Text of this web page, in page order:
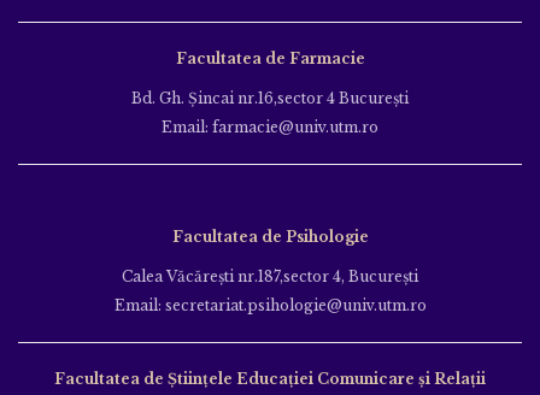
Facultatea de Farmacie
Bd. Gh. Şincai nr.16,sector 4 Bucureşti
Email: farmacie@univ.utm.ro
Facultatea de Psihologie
Calea Văcăreşti nr.187,sector 4, Bucureşti
Email: secretariat.psihologie@univ.utm.ro
Facultatea de Ştiinţele Educației Comunicare și Relații